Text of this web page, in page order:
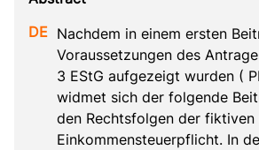
Nachdem in einem ersten
Voraussetzungen des
3 EStG aufgezeigt wurden (
widmet sich der folgende
den Rechtsfolgen der fiktiven
Einkommensteuerpflicht. In